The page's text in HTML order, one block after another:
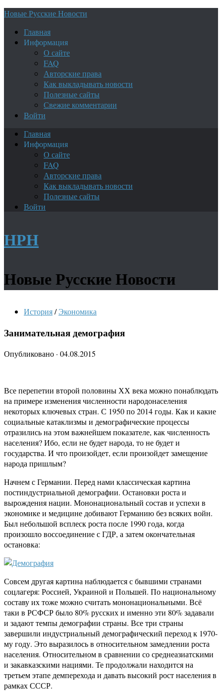
Новые Русские Новости
Главная
Информация
О сайте
FAQ
Авторские права
Как выкладывать новости
Полезные сайты
Свежие комментарии
Войти
Главная
Информация
О сайте
FAQ
Авторские права
Как выкладывать новости
Полезные сайты
Войти
НРН
Новые Русские Новости
История/ Экономика
Занимательная демография
Опубликовано · 04.08.2015
Все перепетии второй половины ХХ века можно понаблюдать
на примере изменения численности народонаселения
некоторых ключевых стран. С 1950 по 2014 годы. Как и какие
социальные катаклизмы и демографические процессы
отразились на этом важнейшем показателе, как численность
населения? Ибо, если не будет народа, то не будет и
государства. И что произойдет, если произойдет замещение
народа пришлым?
Начнем с Германии. Перед нами классическая картина
постиндустриальной демографии. Остановки роста и
вырождения нации. Мононациональный состав и успехи в
экономике и медицине добивают Германию без всяких войн.
Был небольшой всплеск роста после 1990 года, когда
произошло воссоединение с ГДР, а затем окончательная
остановка:
Совсем другая картина наблюдается с бывшими странами
соцлагеря: Россией, Украиной и Польшей. По национальному
составу их тоже можно считать мононациональными. Всё
таки в РСФСР было 80% русских и именно эти 80% задавали
и задают темпы демографии страны. Все три страны
завершили индустриальный демографический переход к 1970-
му году. Это выразилось в относительном замедлении роста
населения. Относительном в сравнении со среднеазиатскими
и закавказскими нациями. Те продолжали находится на
третьем этапе демперехода и давать высокий рост населения в
рамках СССР.